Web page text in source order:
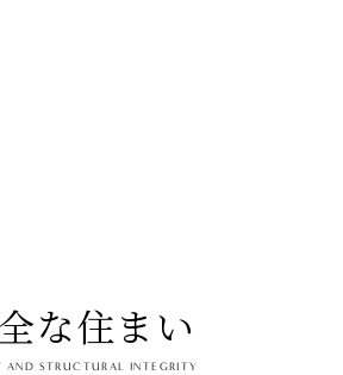
な住まい
AND STRUCTURAL INTEGRITY